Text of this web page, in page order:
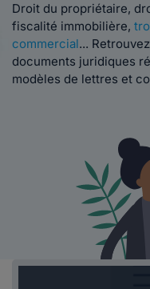
Droit du propriétaire,
fiscalité immobilière,
commercial...
documents juridiques
modèles de lettres et